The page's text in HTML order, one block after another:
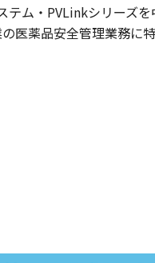
テム・PVLinkシリーズ
医薬品安全管理業務に